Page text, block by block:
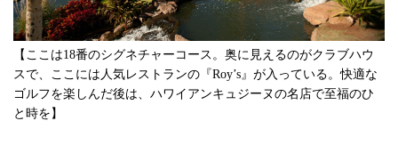
【ここは18番のシグネチャーコース。奥に見えるのがクラブハウ
スで、ここには人気レストランの『Roy’s』が入っている。快適な
ゴルフを楽しんだ後は、ハワイアンキュジーヌの名店で至福のひ
と時を】